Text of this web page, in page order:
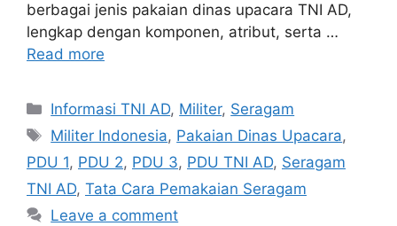
berbagai jenis pakaian dinas upacara TNI AD,
lengkap dengan komponen, atribut, serta …
Read more
Categories
Informasi TNI AD, Militer, Seragam
Tags
Militer Indonesia, Pakaian Dinas Upacara,
PDU 1, PDU 2, PDU 3, PDU TNI AD, Seragam
TNI AD, Tata Cara Pemakaian Seragam
Leave a comment